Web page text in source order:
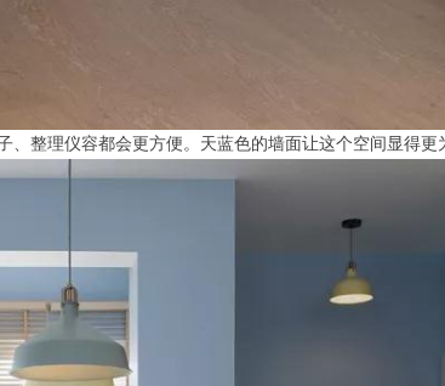
整理仪容都会更方便。天蓝色的墙面让这个空间显得更